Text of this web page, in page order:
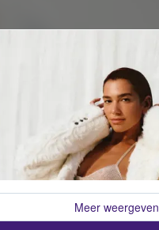
Meer weergeven